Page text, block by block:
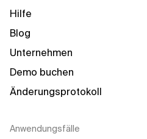
Hilfe
Blog
Unternehmen
Demo buchen
Änderungsprotokoll
Anwendungsfälle